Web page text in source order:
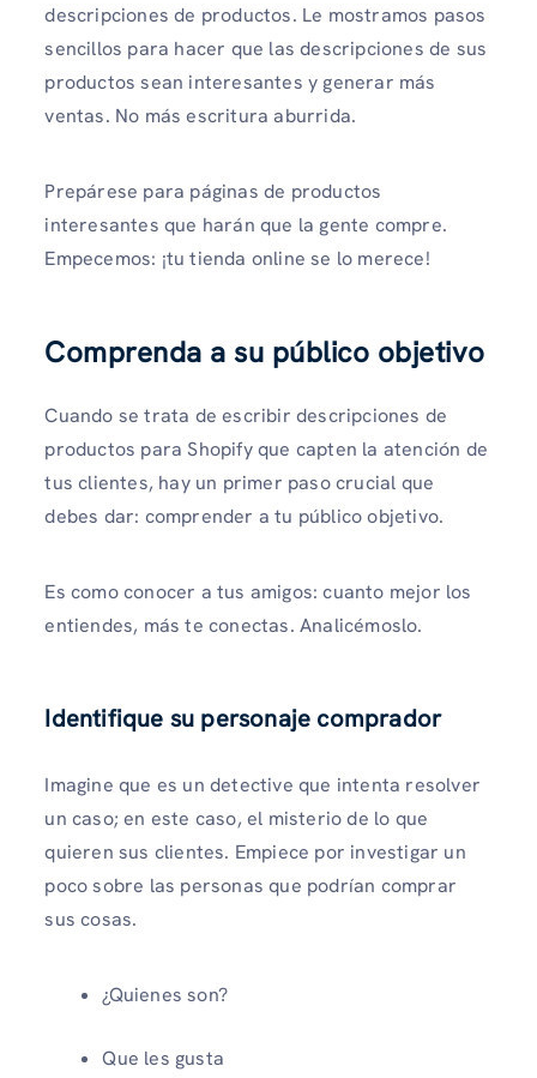
descripciones de productos. Le mostramos pasos
sencillos para hacer que las descripciones de sus
productos sean interesantes y generar más
ventas. No más escritura aburrida.
Prepárese para páginas de productos
interesantes que harán que la gente compre.
Empecemos: ¡tu tienda online se lo merece!
Comprenda a su público objetivo
Cuando se trata de escribir descripciones de
productos para Shopify que capten la atención de
tus clientes, hay un primer paso crucial que
debes dar: comprender a tu público objetivo.
Es como conocer a tus amigos: cuanto mejor los
entiendes, más te conectas. Analicémoslo.
Identifique su personaje comprador
Imagine que es un detective que intenta resolver
un caso; en este caso, el misterio de lo que
quieren sus clientes. Empiece por investigar un
poco sobre las personas que podrían comprar
sus cosas.
¿Quienes son?
Que les gusta